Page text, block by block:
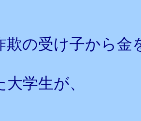
欺の受け子から金
学生が、